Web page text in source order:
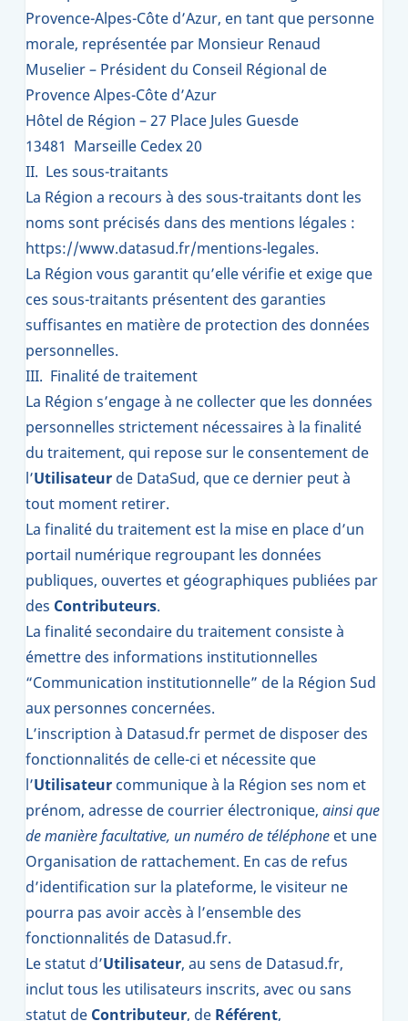
Provence-Alpes-Côte d’Azur, en tant que personne
morale, représentée par Monsieur Renaud
Muselier – Président du Conseil Régional de
Provence Alpes-Côte d’Azur
Hôtel de Région – 27 Place Jules Guesde
13481 Marseille Cedex 20
II. Les sous-traitants
La Région a recours à des sous-traitants dont les
noms sont précisés dans des mentions légales :
https://www.datasud.fr/mentions-legales.
La Région vous garantit qu’elle vérifie et exige que
ces sous-traitants présentent des garanties
suffisantes en matière de protection des données
personnelles.
III. Finalité de traitement
La Région s’engage à ne collecter que les données
personnelles strictement nécessaires à la finalité
du traitement, qui repose sur le consentement de
l’Utilisateur de DataSud, que ce dernier peut à
tout moment retirer.
La finalité du traitement est la mise en place d’un
portail numérique regroupant les données
publiques, ouvertes et géographiques publiées par
des Contributeurs.
La finalité secondaire du traitement consiste à
émettre des informations institutionnelles
“Communication institutionnelle” de la Région Sud
aux personnes concernées.
L’inscription à Datasud.fr permet de disposer des
fonctionnalités de celle-ci et nécessite que
l’Utilisateur communique à la Région ses nom et
prénom, adresse de courrier électronique, ainsi que
de manière facultative, un numéro de téléphone et une
Organisation de rattachement. En cas de refus
d’identification sur la plateforme, le visiteur ne
pourra pas avoir accès à l’ensemble des
fonctionnalités de Datasud.fr.
Le statut d’Utilisateur, au sens de Datasud.fr,
inclut tous les utilisateurs inscrits, avec ou sans
statut de Contributeur, de Référent,